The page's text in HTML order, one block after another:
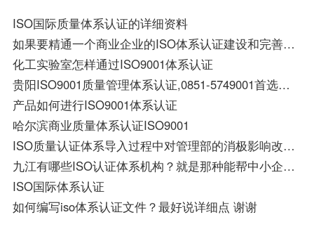
ISO国际质量体系认证的详细资料
如果要精通一个商业企业的ISO体系认证建设和完善，应该怎样学习，我指的是自学
化工实验室怎样通过ISO9001体系认证
贵阳ISO9001质量管理体系认证,0851-5749001首选博天亚认证,国家权威认可,快速优惠一次性获证.
产品如何进行ISO9001体系认证
哈尔滨商业质量体系认证ISO9001
ISO质量认证体系导入过程中对管理部的消极影响改进措施
九江有哪些ISO认证体系机构？就是那种能帮中小企业获得ISO认证的机构
ISO国际体系认证
如何编写iso体系认证文件？最好说详细点 谢谢